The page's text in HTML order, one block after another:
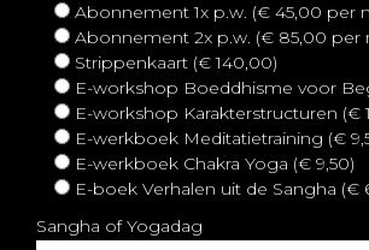
Abonnement 1x p.w. (€ 45,00 per
Abonnement 2x p.w. (€ 85,00 per
Strippenkaart (€ 140,00)
E-workshop Boeddhisme voor
E-workshop Karakterstructuren (€
E-werkboek Meditatietraining (€
E-werkboek Chakra Yoga (€ 9,50)
E-boek Verhalen uit de Sangha (€
Sangha of Yogadag